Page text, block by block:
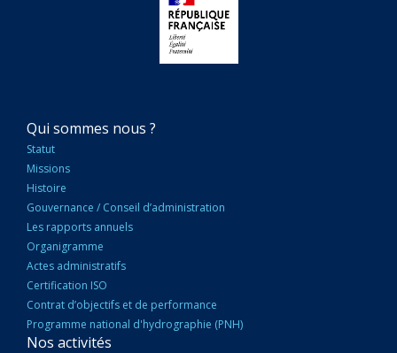
NAVIGATION
PRINCIPALE
Qui sommes nous ?
Statut
Missions
Histoire
Gouvernance / Conseil d’administration
Les rapports annuels
Organigramme
Actes administratifs
Certification ISO
Contrat d’objectifs et de performance
Programme national d'hydrographie (PNH)
Nos activités